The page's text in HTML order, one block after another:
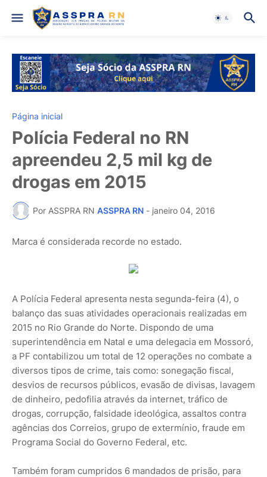
Página inicial
Polícia Federal no RN
apreendeu 2,5 mil kg de
drogas em 2015
Por ASSPRA RN ASSPRA RN - janeiro 04, 2016
Marca é considerada recorde no estado.
A Polícia Federal apresenta nesta segunda-feira (4), o
balanço das suas atividades operacionais realizadas em
2015 no Rio Grande do Norte. Dispondo de uma
superintendência em Natal e uma delegacia em Mossoró,
a PF contabilizou um total de 12 operações no combate a
diversos tipos de crime, tais como: sonegação fiscal,
desvios de recursos públicos, evasão de divisas, lavagem
de dinheiro, pedofilia através da internet, tráfico de
drogas, corrupção, falsidade ideológica, assaltos contra
agências dos Correios, grupo de extermínio, fraude em
Programa Social do Governo Federal, etc.
Também foram cumpridos 6 mandados de prisão, para